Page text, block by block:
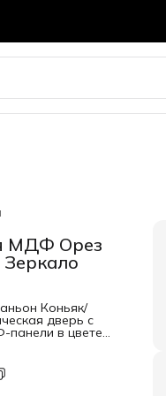
МДФ Орез
Коньяк/
дверь с
в цвете
Белый" с
дверного